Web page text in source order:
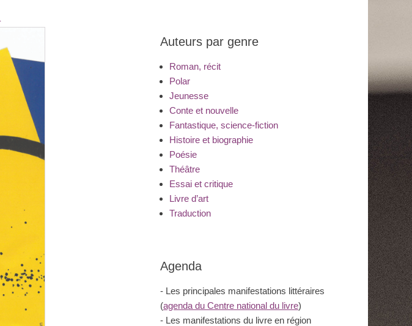
Auteurs par genre
Roman, récit
Polar
Jeunesse
Conte et nouvelle
Fantastique, science-fiction
Histoire et biographie
Poésie
Théâtre
Essai et critique
Livre d’art
Traduction
Agenda
- Les principales manifestations littéraires
(agenda du Centre national du livre)
- Les manifestations du livre en région